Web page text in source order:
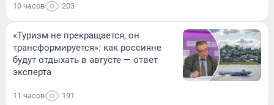
10 часов 203
«Туризм не прекращается, он
трансформируется»: как россияне
будут отдыхать в августе — ответ
эксперта
11 часов 191